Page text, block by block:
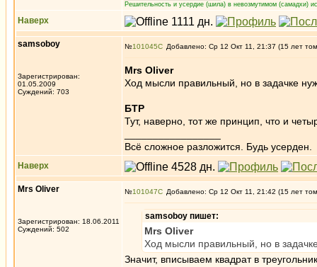
Решительность и усердие (шила) в невозмутимом (самадхи)
Наверх
samsoboy
Зарегистрирован:
01.05.2009
Суждений: 703
№101045 Добавлено: Ср 12 Окт 11, 21:37 (15 лет
Mrs Oliver
Ход мысли правильный, но в задачке
БТР
Тут, наверно, тот же принцип, что и
Всё сложное разложится. Будь усерден.
Наверх
Mrs Oliver
Зарегистрирован: 18.06.2011
Суждений: 502
№101047 Добавлено: Ср 12 Окт 11, 21:42 (15 лет
samsoboy пишет:
Mrs Oliver
Ход мысли правильный, но в
Значит, вписываем квадрат в